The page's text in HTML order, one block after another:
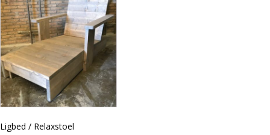
Ligbed / Relaxstoel
product
heeft
meerdere
variaties.
Deze
optie
kan
gekozen
op